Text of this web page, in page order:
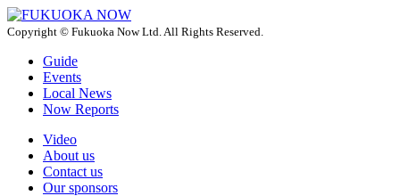
Copyright © Fukuoka Now Ltd. All Rights Reserved.
Guide
Events
Local News
Now Reports
Video
About us
Contact us
Our sponsors